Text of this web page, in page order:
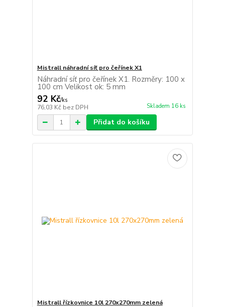
Mistrall náhradní síť pro čeřínek X1
Náhradní síť pro čeřínek X1. Rozměry: 100 x
100 cm Velikost ok: 5 mm
92 Kč/ks
76,03 Kč bez DPH Skladem 16 ks
Přidat do košíku
Mistrall řízkovnice 10l 270x270mm zelená